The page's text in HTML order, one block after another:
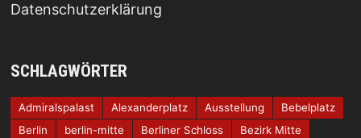
Datenschutzerklärung
SCHLAGWÖRTER
Admiralspalast Alexanderplatz Ausstellung
Bebelplatz
Berlin
berlin-mitte Berliner Schloss
Bezirk Mitte